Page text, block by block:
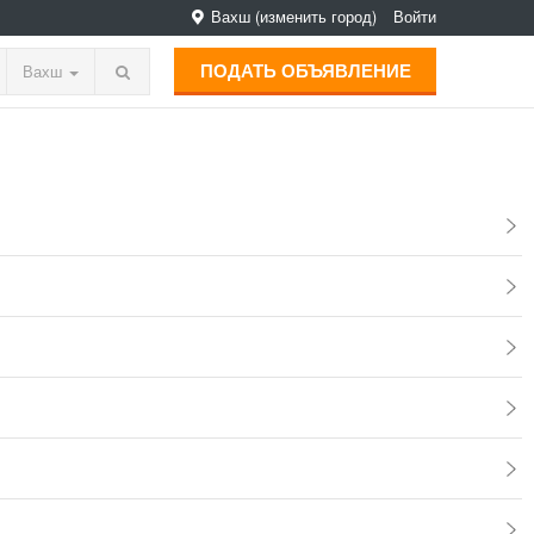
Вахш (изменить город) Войти
Вахш ПОДАТЬ ОБЪЯВЛЕНИЕ